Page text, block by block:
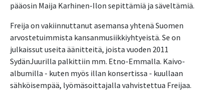
pääosin Maija Karhinen-Ilon sepittämiä ja säveltämiä.
Freija on vakiinnuttanut asemansa yhtenä Suomen
arvostetuimmista kansanmusiikkiyhtyeistä. Se on
julkaissut useita äänitteitä, joista vuoden 2011
SydänJuurilla palkittiin mm. Etno-Emmalla. Kaivo-
albumilla - kuten myös illan konsertissa - kuullaan
sähköisempää, lyömäsoittajalla vahvistettua Freijaa.